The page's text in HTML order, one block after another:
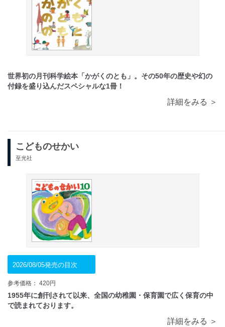
世界初の月刊科学絵本「かがくのとも」。その50年の歴史や幻の
付録を盛り込んだスペシャルな1冊！
詳細をみる ＞
こどものせかい
至光社
2026/08/05発売の目次
参考価格： 420円
1955年に創刊されて以来、全国の幼稚園・保育園で広く保育の中
で読まれております。
詳細をみる ＞